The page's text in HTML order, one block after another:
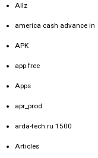
Allz
america cash advance in
APK
app free
Apps
apr_prod
arda-tech.ru 1500
Articles